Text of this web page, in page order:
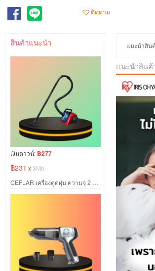
ติดตาม
สินค้าแนะนำ
เงินดาวน์: ฿277
฿231 x3Mo
แนะนำสิน
แนะนำสินค้